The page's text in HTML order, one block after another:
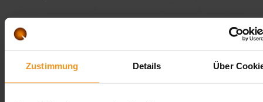
Zustimmung Details Über
Tests
Weiblicher Hormonzyklus 21-
Tag, Zusatzpaket